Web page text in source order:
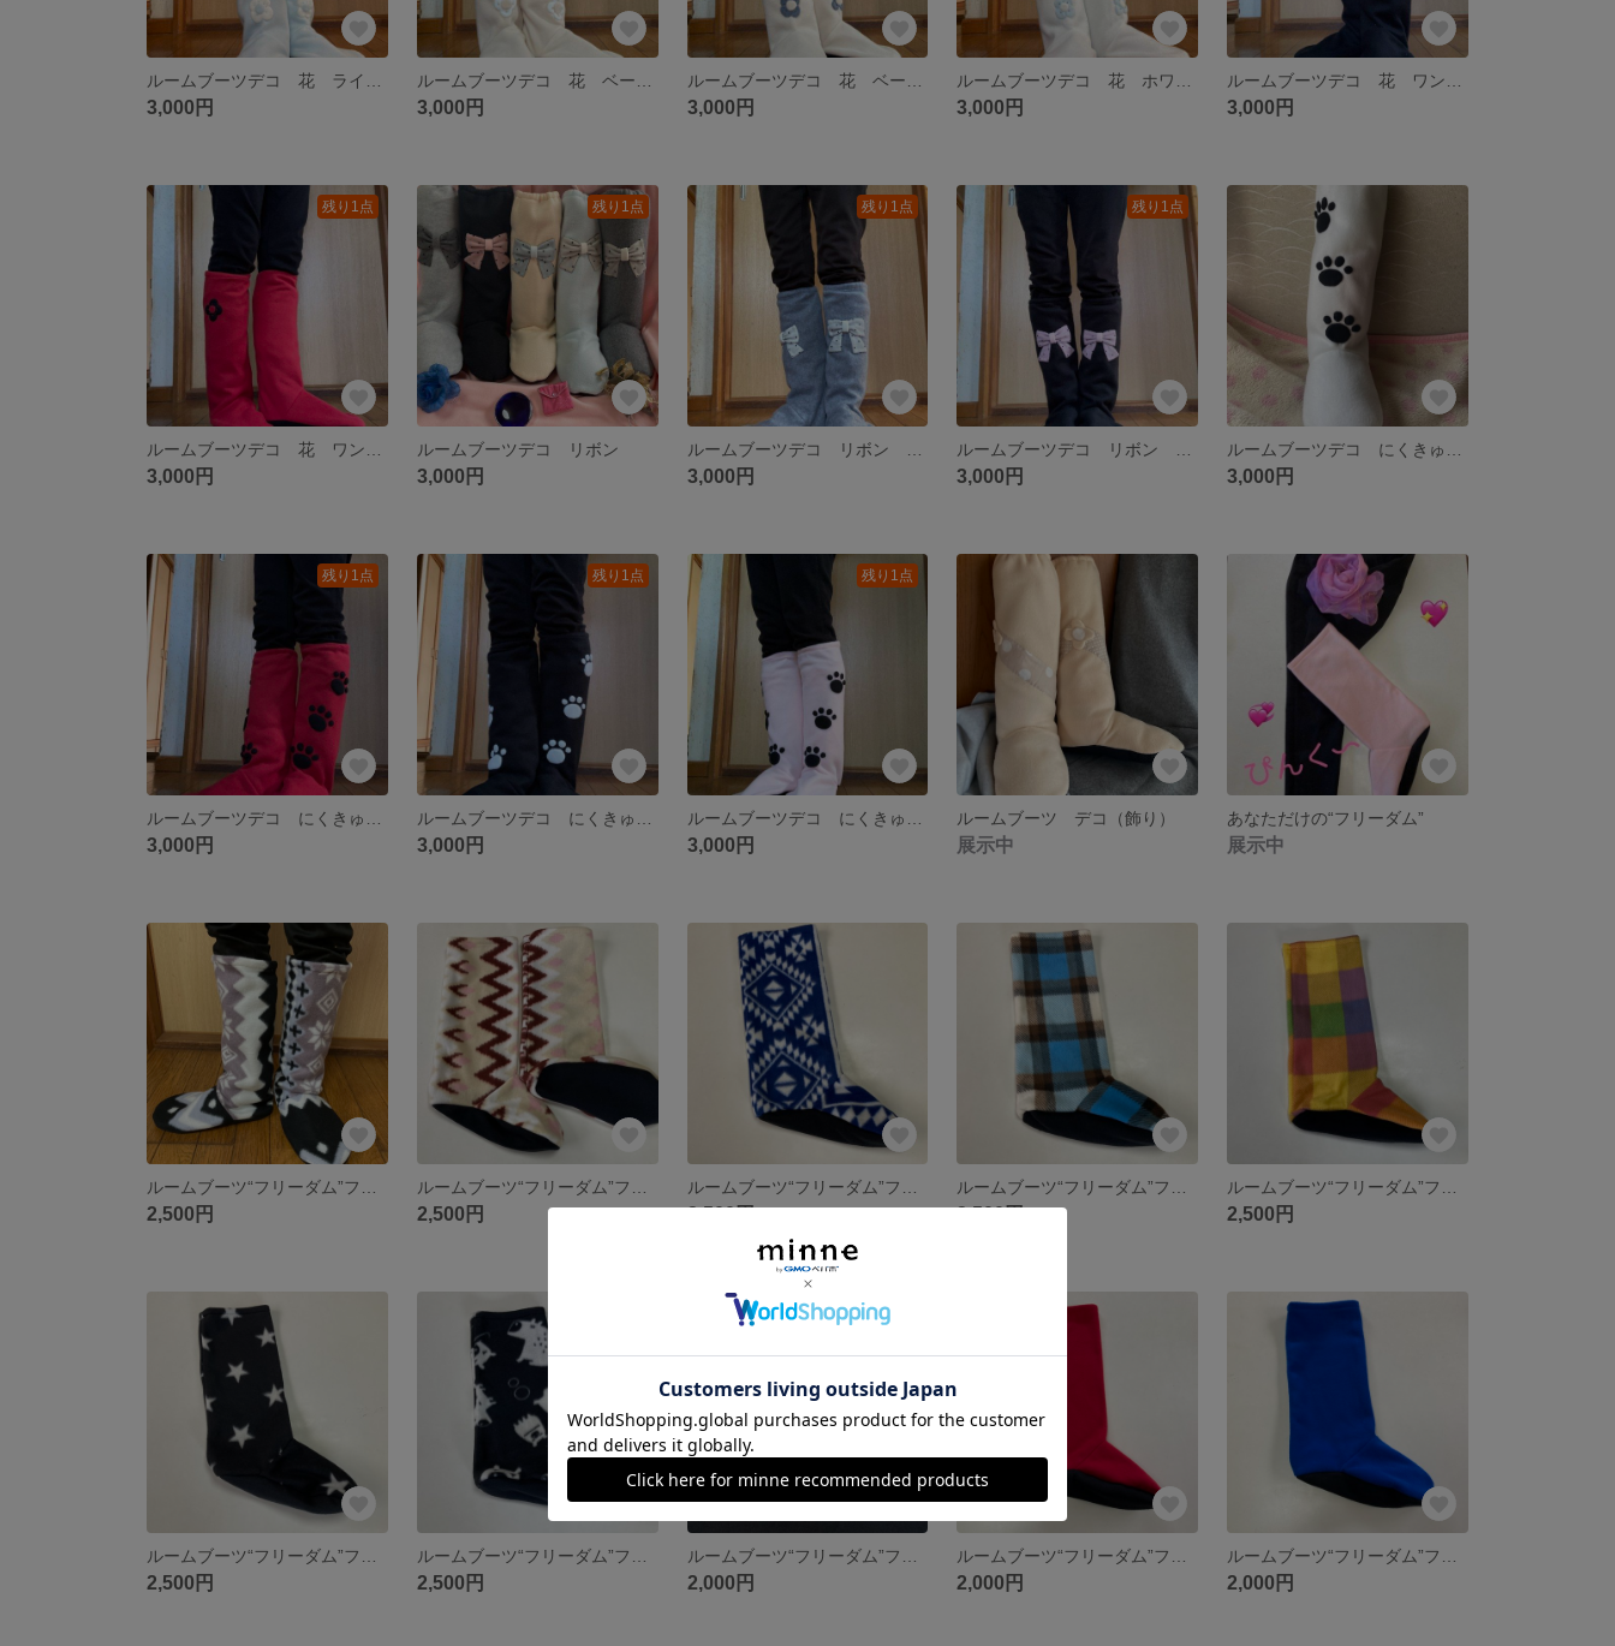
3,000円 3,000円 3,000円 3,000円 3,000円
残り1点
3,000円
残り1点
ルームブーツデコ リボン
3,000円
残り1点
3,000円
残り1点
3,000円 3,000円
残り1点
3,000円
残り1点
3,000円
残り1点
3,000円
ルームブーツ デコ（飾り）
展示中
あなただけの“フリーダム”
展示中
2,500円 2,500円 2,500円 2,500円 2,500円
2,500円 2,500円 2,000円 2,000円 2,000円